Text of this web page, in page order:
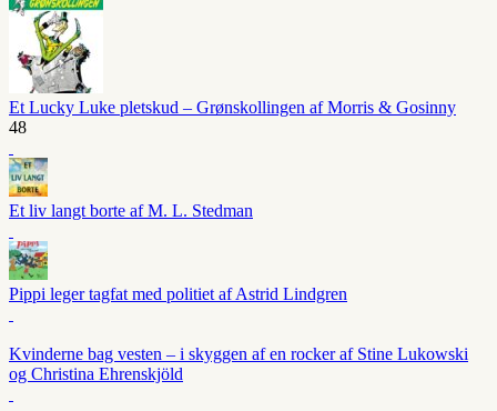
Et Lucky Luke pletskud – Grønskollingen af Morris & Gosinny
48
Et liv langt borte af M. L. Stedman
Pippi leger tagfat med politiet af Astrid Lindgren
Kvinderne bag vesten – i skyggen af en rocker af Stine Lukowski
og Christina Ehrenskjöld